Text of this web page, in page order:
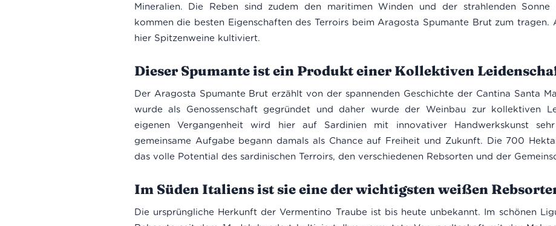
Mineralien. Die Reben sind zudem den maritimen Winden und der strahlenden Sonne
kommen die besten Eigenschaften des Terroirs beim Aragosta Spumante Brut zum
hier Spitzenweine kultiviert.
Dieser Spumante ist ein Produkt einer Kollektiven
Der Aragosta Spumante Brut erzählt von der spannenden Geschichte der Cantina Santa
wurde als Genossenschaft gegründet und daher wurde der Weinbau zur kollektiven
eigenen Vergangenheit wird hier auf Sardinien mit innovativer Handwerkskunst
gemeinsame Aufgabe begann damals als Chance auf Freiheit und Zukunft. Die 700
das volle Potential des sardinischen Terroirs, den verschiedenen Rebsorten und der
Im Süden Italiens ist sie eine der wichtigsten weißen
Die ursprüngliche Herkunft der Vermentino Traube ist bis heute unbekannt. Im schönen